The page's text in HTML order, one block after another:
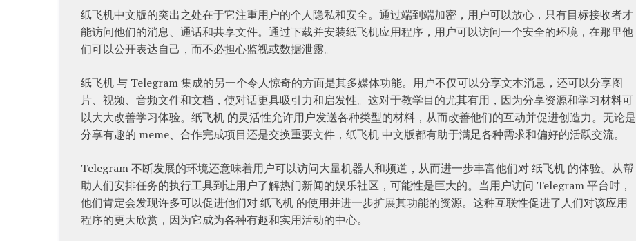
纸飞机中文版的突出之处在于它注重用户的个人隐私和安全。通过端到端加密，用户可以放心，只有目标接收者才
能访问他们的消息、通话和共享文件。通过下载并安装纸飞机应用程序，用户可以访问一个安全的环境，在那里他
们可以公开表达自己，而不必担心监视或数据泄露。
纸飞机 与 Telegram 集成的另一个令人惊奇的方面是其多媒体功能。用户不仅可以分享文本消息，还可以分享图
片、视频、音频文件和文档，使对话更具吸引力和启发性。这对于教学目的尤其有用，因为分享资源和学习材料可
以大大改善学习体验。纸飞机 的灵活性允许用户发送各种类型的材料，从而改善他们的互动并促进创造力。无论是
分享有趣的 meme、合作完成项目还是交换重要文件，纸飞机 中文版都有助于满足各种需求和偏好的活跃交流。
Telegram 不断发展的环境还意味着用户可以访问大量机器人和频道，从而进一步丰富他们对 纸飞机 的体验。从帮
助人们安排任务的执行工具到让用户了解热门新闻的娱乐社区，可能性是巨大的。当用户访问 Telegram 平台时，
他们肯定会发现许多可以促进他们对 纸飞机 的使用并进一步扩展其功能的资源。这种互联性促进了人们对该应用
程序的更大欣赏，因为它成为各种有趣和实用活动的中心。